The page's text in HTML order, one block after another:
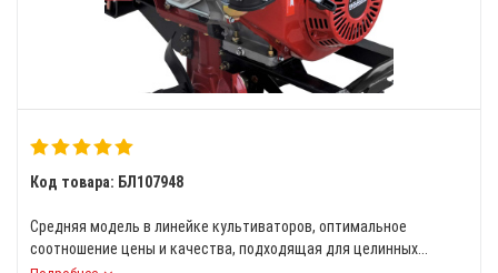
Код товара: БЛ107948
Средняя модель в линейке культиваторов, оптимальное
соотношение цены и качества, подходящая для целинных...